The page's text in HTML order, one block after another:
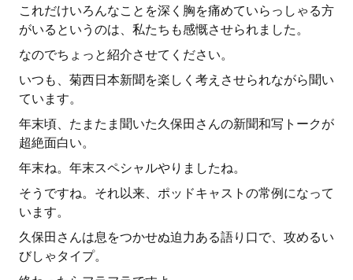
これだけいろんなことを深く胸を痛めていらっしゃる方
がいるというのは、私たちも感慨させられました。
なのでちょっと紹介させてください。
いつも、菊西日本新聞を楽しく考えさせられながら聞い
ています。
年末頃、たまたま聞いた久保田さんの新聞和写トークが
超絶面白い。
年末ね。年末スペシャルやりましたね。
そうですね。それ以来、ポッドキャストの常例になって
います。
久保田さんは息をつかせぬ迫力ある語り口で、攻めるい
びしゃタイプ。